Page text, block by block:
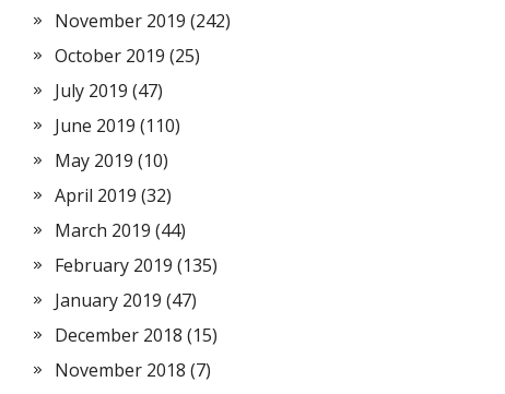
November 2019 (242)
October 2019 (25)
July 2019 (47)
June 2019 (110)
May 2019 (10)
April 2019 (32)
March 2019 (44)
February 2019 (135)
January 2019 (47)
December 2018 (15)
November 2018 (7)